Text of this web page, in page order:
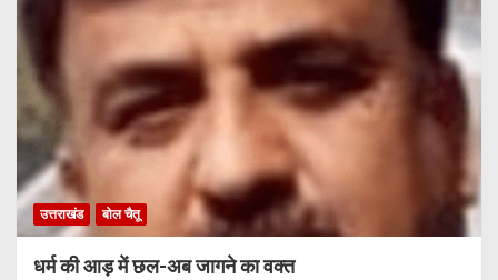
उत्तराखंड बोल चैतू
धर्म की आड़ में छल-अब जागने का वक्त